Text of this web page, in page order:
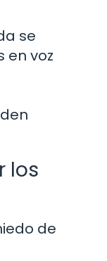
se
en voz
los
de